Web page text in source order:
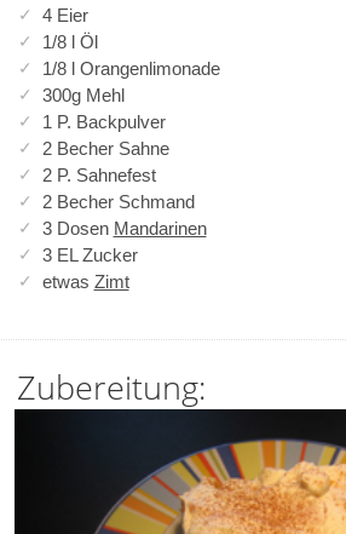
4 Eier
1/8 l Öl
1/8 l Orangenlimonade
300g Mehl
1 P. Backpulver
2 Becher Sahne
2 P. Sahnefest
2 Becher Schmand
3 Dosen Mandarinen
3 EL Zucker
etwas Zimt
Zubereitung: